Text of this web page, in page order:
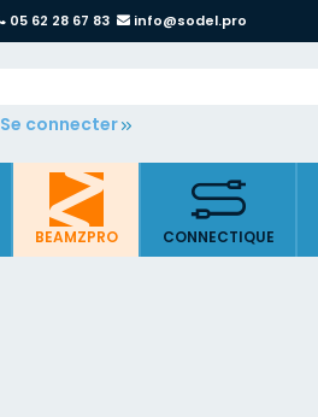
05 62 28 67 83 info@sodel.pro
Se connecter
BEAMZPRO CONNECTIQUE